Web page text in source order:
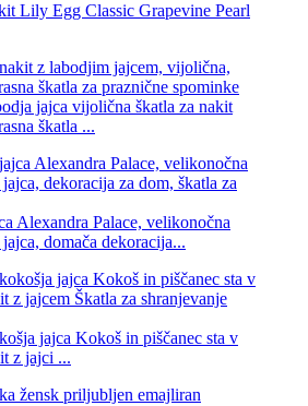
Lily Egg Classic Grapevine Pearl
jajca vijolična škatla za nakit
škatla ...
Alexandra Palace, velikonočna
domača dekoracija...
jajca Kokoš in piščanec sta v
z jajci ...